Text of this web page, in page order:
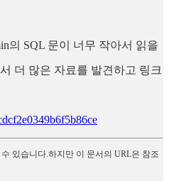
의 SQL 문이 너무 작아서 읽을
더 많은 자료를 발견하고 링크
있습니다.하지만 이 문서의 URL은 참조